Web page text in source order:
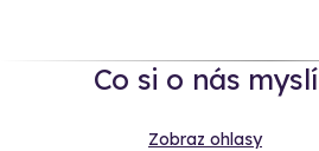
Co si o nás myslí
Zobraz ohlasy